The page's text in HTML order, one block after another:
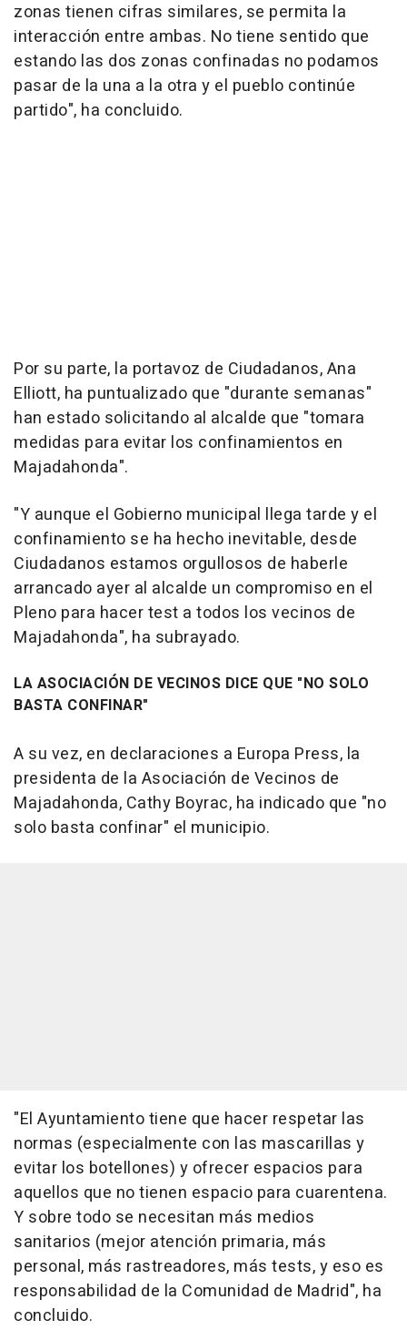
zonas tienen cifras similares, se permita la
interacción entre ambas. No tiene sentido que
estando las dos zonas confinadas no podamos
pasar de la una a la otra y el pueblo continúe
partido", ha concluido.
Por su parte, la portavoz de Ciudadanos, Ana
Elliott, ha puntualizado que "durante semanas"
han estado solicitando al alcalde que "tomara
medidas para evitar los confinamientos en
Majadahonda".
"Y aunque el Gobierno municipal llega tarde y el
confinamiento se ha hecho inevitable, desde
Ciudadanos estamos orgullosos de haberle
arrancado ayer al alcalde un compromiso en el
Pleno para hacer test a todos los vecinos de
Majadahonda", ha subrayado.
LA ASOCIACIÓN DE VECINOS DICE QUE "NO SOLO
BASTA CONFINAR"
A su vez, en declaraciones a Europa Press, la
presidenta de la Asociación de Vecinos de
Majadahonda, Cathy Boyrac, ha indicado que "no
solo basta confinar" el municipio.
"El Ayuntamiento tiene que hacer respetar las
normas (especialmente con las mascarillas y
evitar los botellones) y ofrecer espacios para
aquellos que no tienen espacio para cuarentena.
Y sobre todo se necesitan más medios
sanitarios (mejor atención primaria, más
personal, más rastreadores, más tests, y eso es
responsabilidad de la Comunidad de Madrid", ha
concluido.